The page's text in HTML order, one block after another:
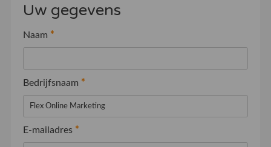
Uw gegevens
Naam *
Bedrijfsnaam *
E-mailadres *